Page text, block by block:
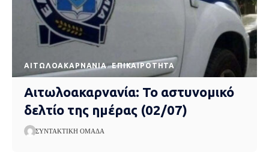
AΙΤΩΛΟΑΚΑΡΝΑΝΊΑ EΠΙΚΑΙΡΌΤΗΤΑ
Αιτωλοακαρνανία: Το αστυνομικό
δελτίο της ημέρας (02/07)
ΣΥΝΤΑΚΤΙΚΉ ΟΜΆΔΑ